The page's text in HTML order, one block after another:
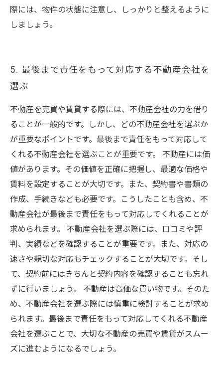
際には、物件の状態に注意し、しっかりと整えるように
しましょう。
5. 最後まで責任をもって対応する不動産会社を
選ぶ
不動産を売買や賃貸する際には、不動産会社の力を借り
ることが一般的です。しかし、どの不動産会社を選ぶか
が重要なポイントです。最後まで責任をもって対応して
くれる不動産会社を選ぶことが重要です。 不動産には価
値があります。その価値を正確に把握し、最適な価格や
賃料を設定することが大切です。また、契約書や書類の
作成、手続きなども必要です。こうしたことも含め、不
動産会社が最後まで責任をもって対応してくれることが
求められます。 不動産会社を選ぶ際には、口コミや評
判、実績などを確認することが重要です。また、対応の
速さや親切な対応もチェックすることが大切です。そし
て、契約前にはきちんと契約内容を確認することも忘れ
ずに行いましょう。 不動産は高価な買い物です。そのた
め、不動産会社を選ぶ際には慎重に検討することが求め
られます。最後まで責任をもって対応してくれる不動産
会社を選ぶことで、大切な不動産の売買や賃貸がスムー
ズに進むようになるでしょう。